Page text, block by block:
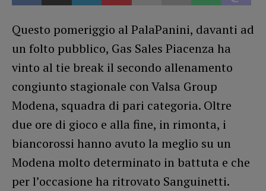
Questo pomeriggio al PalaPanini, davanti ad
un folto pubblico, Gas Sales Piacenza ha
vinto al tie break il secondo allenamento
congiunto stagionale con Valsa Group
Modena, squadra di pari categoria. Oltre
due ore di gioco e alla fine, in rimonta, i
biancorossi hanno avuto la meglio su un
Modena molto determinato in battuta e che
per l’occasione ha ritrovato Sanguinetti.